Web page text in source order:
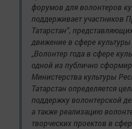
форумов для волонтеров
поддерживает участников
Татарстан“,
движение в сфере
„Волонтер года в сфере
одной из публично
Министерства культуры
Татарстан определяется
поддержку волонтерской
а также реализацию
творческих проектов в